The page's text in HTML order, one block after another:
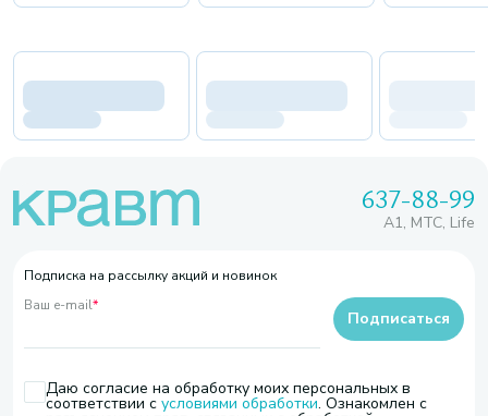
637-88-99
A1, МТС, Life
Подписка на рассылку акций и новинок
Ваш e-mail*
Даю согласие на обработку моих персональных в
соответствии с условиями обработки. Ознакомлен с
Подписаться